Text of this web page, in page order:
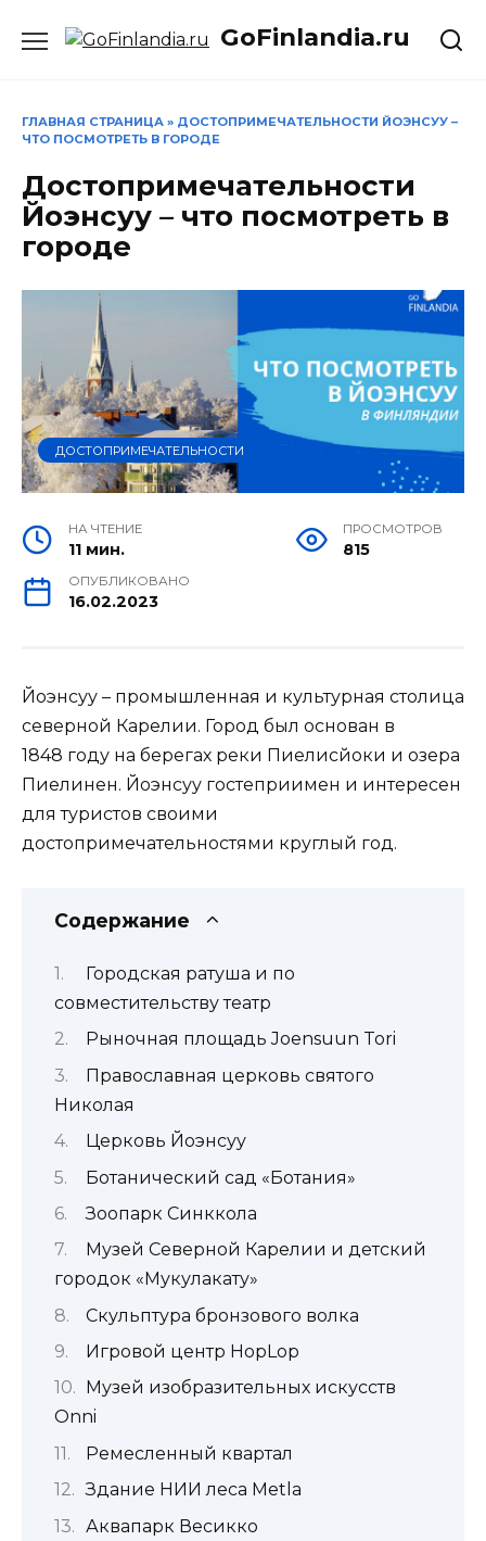
GoFinlandia.ru
ГЛАВНАЯ СТРАНИЦА » ДОСТОПРИМЕЧАТЕЛЬНОСТИ ЙОЭНСУУ –
ЧТО ПОСМОТРЕТЬ В ГОРОДЕ
Достопримечательности
Йоэнсуу – что посмотреть в
городе
ДОСТОПРИМЕЧАТЕЛЬНОСТИ
НА ЧТЕНИЕ
11 мин.
ПРОСМОТРОВ
815
ОПУБЛИКОВАНО
16.02.2023
Йоэнсуу – промышленная и культурная столица
северной Карелии. Город был основан в
1848 году на берегах реки Пиелисйоки и озера
Пиелинен. Йоэнсуу гостеприимен и интересен
для туристов своими
достопримечательностями круглый год.
Содержание
Городская ратуша и по
совместительству театр
Рыночная площадь Joensuun Tori
Православная церковь святого
Николая
Церковь Йоэнсуу
Ботанический сад «Ботания»
Зоопарк Синккола
Музей Северной Карелии и детский
городок «Мукулакату»
Скульптура бронзового волка
Игровой центр HopLop
Музей изобразительных искусств
Onni
Ремесленный квартал
Здание НИИ леса Metla
Аквапарк Весикко